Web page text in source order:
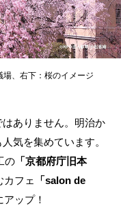
、右下：桜のイメージ
ありません。明治か
気を集めています。
の 「京都府庁旧本
カフェ
「salon de
ップ！